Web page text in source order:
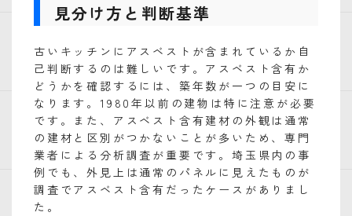
見分け方と判断基準
古いキッチンにアスベストが含まれているか自
己判断するのは難しいです。アスベスト含有か
どうかを確認するには、築年数が一つの目安に
なります。1980年以前の建物は特に注意が必要
です。また、アスベスト含有建材の外観は通常
の建材と区別がつかないことが多いため、専門
業者による分析調査が重要です。埼玉県内の事
例でも、外見上は通常のパネルに見えたものが
調査でアスベスト含有だったケースがありまし
た。